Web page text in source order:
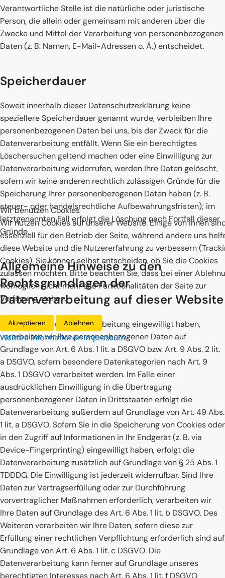
Verantwortliche Stelle ist die natürliche oder juristische
Person, die allein oder gemeinsam mit anderen über die
Zwecke und Mittel der Verarbeitung von personenbezogenen
Daten (z. B. Namen, E-Mail-Adressen o. Ä.) entscheidet.
Speicherdauer
Soweit innerhalb dieser Datenschutzerklärung keine
speziellere Speicherdauer genannt wurde, verbleiben Ihre
personenbezogenen Daten bei uns, bis der Zweck für die
Datenverarbeitung entfällt. Wenn Sie ein berechtigtes
Löschersuchen geltend machen oder eine Einwilligung zur
Datenverarbeitung widerrufen, werden Ihre Daten gelöscht,
sofern wir keine anderen rechtlich zulässigen Gründe für die
Speicherung Ihrer personenbezogenen Daten haben (z. B.
steuer- oder handelsrechtliche Aufbewahrungsfristen); im
letztgenannten Fall erfolgt die Löschung nach Fortfall dieser
Gründe.
Allgemeine Hinweise zu den
Rechtsgrundlagen der
Datenverarbeitung auf dieser Website
Sofern Sie in die Datenverarbeitung eingewilligt haben,
verarbeiten wir Ihre personenbezogenen Daten auf
Grundlage von Art. 6 Abs. 1 lit. a DSGVO bzw. Art. 9 Abs. 2 lit.
a DSGVO, sofern besondere Datenkategorien nach Art. 9
Abs. 1 DSGVO verarbeitet werden. Im Falle einer
ausdrücklichen Einwilligung in die Übertragung
personenbezogener Daten in Drittstaaten erfolgt die
Datenverarbeitung außerdem auf Grundlage von Art. 49 Abs.
1 lit. a DSGVO. Sofern Sie in die Speicherung von Cookies oder
in den Zugriff auf Informationen in Ihr Endgerät (z. B. via
Device-Fingerprinting) eingewilligt haben, erfolgt die
Datenverarbeitung zusätzlich auf Grundlage von § 25 Abs. 1
TDDDG. Die Einwilligung ist jederzeit widerrufbar. Sind Ihre
Daten zur Vertragserfüllung oder zur Durchführung
vorvertraglicher Maßnahmen erforderlich, verarbeiten wir
Ihre Daten auf Grundlage des Art. 6 Abs. 1 lit. b DSGVO. Des
Weiteren verarbeiten wir Ihre Daten, sofern diese zur
Erfüllung einer rechtlichen Verpflichtung erforderlich sind auf
Grundlage von Art. 6 Abs. 1 lit. c DSGVO. Die
Datenverarbeitung kann ferner auf Grundlage unseres
berechtigten Interesses nach Art. 6 Abs. 1 lit. f DSGVO
Wir benutzen Cookies
Wir nutzen Cookies auf unserer Website. Einige von ihnen
essenziell für den Betrieb der Seite, während andere uns
diese Website und die Nutzererfahrung zu verbessern
Cookies). Sie können selbst entscheiden, ob Sie die Cookies
zulassen möchten. Bitte beachten Sie, dass bei einer
womöglich nicht mehr alle Funktionalitäten der Seite zur
Verfügung stehen.
Akzeptieren Ablehnen
Weitere InformationenImpressum